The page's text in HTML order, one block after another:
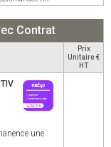
Contrat
Prix
Unitaire €
HT
une